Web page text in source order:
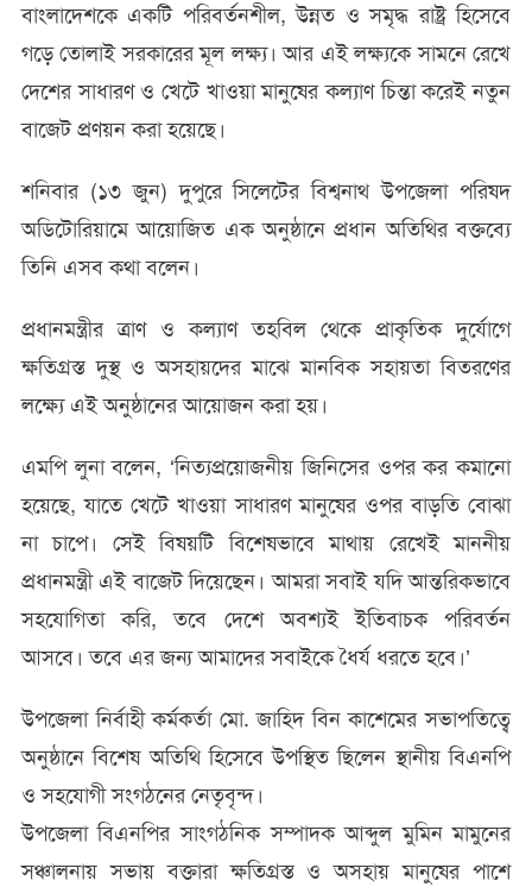
:
এমপি
তাহসিনা
বাংলাদেশকে একটি পরিবর্তনশীল, উন্নত ও সমৃদ্ধ রাষ্ট্র হিসেবে
গড়ে তোলাই সরকারের মূল লক্ষ্য। আর এই লক্ষ্যকে সামনে রেখে
দেশের সাধারণ ও খেটে খাওয়া মানুষের কল্যাণ চিন্তা করেই নতুন
বাজেট প্রণয়ন করা হয়েছে।
​শনিবার (১৩ জুন) দুপুরে সিলেটের বিশ্বনাথ উপজেলা পরিষদ
অডিটোরিয়ামে আয়োজিত এক অনুষ্ঠানে প্রধান অতিথির বক্তব্যে
তিনি এসব কথা বলেন।
প্রধানমন্ত্রীর ত্রাণ ও কল্যাণ তহবিল থেকে প্রাকৃতিক দুর্যোগে
ক্ষতিগ্রস্ত দুস্থ ও অসহায়দের মাঝে মানবিক সহায়তা বিতরণের
লক্ষ্যে এই অনুষ্ঠানের আয়োজন করা হয়।
এমপি লুনা বলেন, ‘নিত্যপ্রয়োজনীয় জিনিসের ওপর কর কমানো
হয়েছে, যাতে খেটে খাওয়া সাধারণ মানুষের ওপর বাড়তি বোঝা
না চাপে। সেই বিষয়টি বিশেষভাবে মাথায় রেখেই মাননীয়
প্রধানমন্ত্রী এই বাজেট দিয়েছেন। আমরা সবাই যদি আন্তরিকভাবে
সহযোগিতা করি, তবে দেশে অবশ্যই ইতিবাচক পরিবর্তন
আসবে। তবে এর জন্য আমাদের সবাইকে ধৈর্য ধরতে হবে।’
উপজেলা নির্বাহী কর্মকর্তা মো. জাহিদ বিন কাশেমের সভাপতিত্বে
অনুষ্ঠানে বিশেষ অতিথি হিসেবে উপস্থিত ছিলেন স্থানীয় বিএনপি
ও সহযোগী সংগঠনের নেতৃবৃন্দ।
​উপজেলা বিএনপির সাংগঠনিক সম্পাদক আব্দুল মুমিন মামুনের
সঞ্চালনায় সভায় বক্তারা ক্ষতিগ্রস্ত ও অসহায় মানুষের পাশে